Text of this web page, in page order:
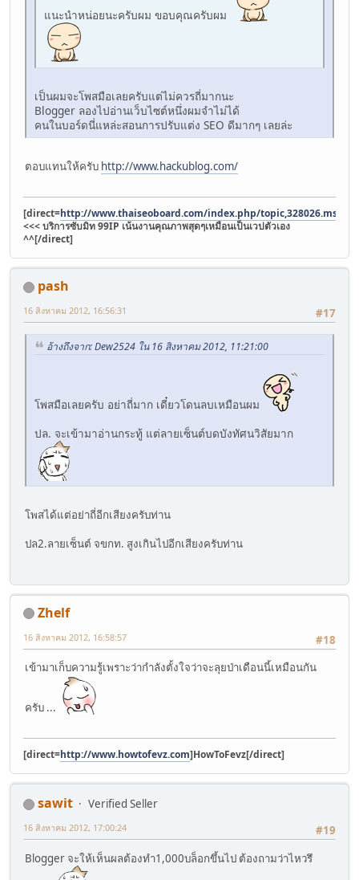
แนะนำหน่อยนะครับผม ขอบคุณครับผม
เป็นผมจะโพสมือเลยครับแต่ไม่ควรถี่มากนะ
Blogger ลองไปอ่านเว็บไซต์หนึ่งผมจำไม่ได้
คนในบอร์ดนี่แหล่ะสอนการปรับแต่ง SEO ดีมากๆ เลยล่ะ
ตอบแทนให้ครับ http://www.hackublog.com/
[direct=http://www.thaiseoboard.com/index.php/
<<< บริการซับมิท 99IP เน้นงานคุณภาพสุดๆเหมือนเป็นเวปตัวเอง
^^[/direct]
pash
#17
16 สิงหาคม 2012, 16:56:31
อ้างถึงจาก: Dew2524 ใน 16 สิงหาคม 2012, 11:21:00
โพสมือเลยครับ อย่าถี่มาก เดี๋ยวโดนลบเหมือนผม
ปล. จะเข้ามาอ่านกระทู้ แต่ลายเซ็นต์บดบังทัศนวิสัยมาก
โพสได้แต่อย่าถี่อีกเสียงครับท่าน
ปล2.ลายเซ็นต์ จขกท. สูงเกินไปอีกเสียงครับท่าน
Zhelf
#18
16 สิงหาคม 2012, 16:58:57
เข้ามาเก็บความรู้เพราะว่ากำลังตั้งใจว่าจะลุยป่าเดือนนี้เหมือนกัน
ครับ ...
[direct=http://www.howtofevz.com]HowToFevz[/direct]
sawit
Verified Seller
#19
16 สิงหาคม 2012, 17:00:24
Blogger จะให้เห็นผลต้องทำ1,000บล็อกขึ้นไป ต้องถามว่าไหวรึ